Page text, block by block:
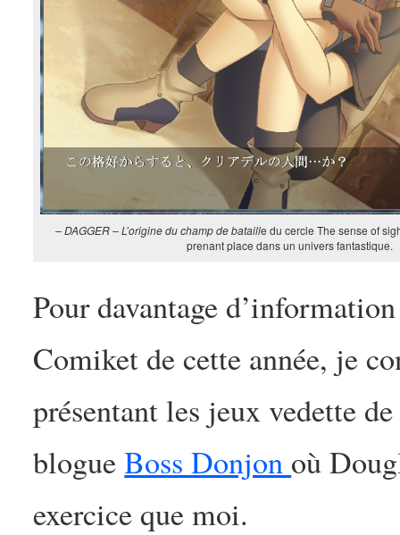
– DAGGER – L’origine du champ de bataille du cercle The sense of
prenant place dans un univers fantastique.
Pour davantage
Comiket de cette année, je
présentant les jeux vedette
blogueBoss Donjon où
exercice que moi.